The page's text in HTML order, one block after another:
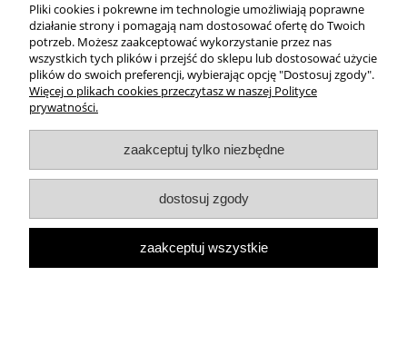
Spinki do mankietów I love my Dad -
srebrne
79,90 zł
99,90 zł
Pliki cookies i pokrewne im technologie umożliwiają poprawne
działanie strony i pomagają nam dostosować ofertę do Twoich
potrzeb. Możesz zaakceptować wykorzystanie przez nas
wszystkich tych plików i przejść do sklepu lub dostosować użycie
plików do swoich preferencji, wybierając opcję "Dostosuj zgody".
Więcej o plikach cookies przeczytasz w naszej Polityce
prywatności.
zaakceptuj tylko niezbędne
dostosuj zgody
zaakceptuj wszystkie